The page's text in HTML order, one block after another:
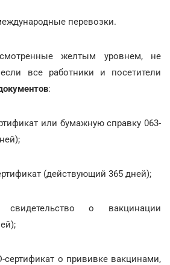
перевозки.
желтым уровнем, не
все работники и посетители
:
или бумажную справку 063-
(действующий 365 дней);
о вакцинации
сертификат о прививке вакцинами,